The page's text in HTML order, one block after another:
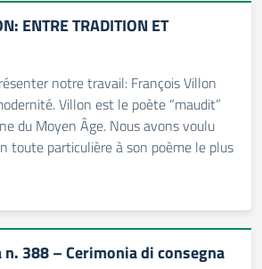
ENTRE TRADITION ET
notre travail: François Villon
Villon est le poète “maudit”
du Moyen Âge. Nous avons voulu
toute particulière à son poème le plus
388 – Cerimonia di consegna